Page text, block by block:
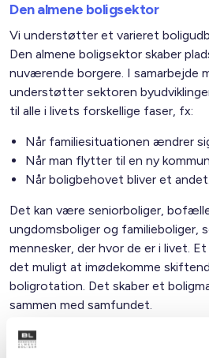
Den almene boligsektor
Vi understøtter et varieret
Den almene boligsektor skaber
nuværende borgere. I samarbejde
understøtter sektoren
til alle i livets forskellige faser, fx:
Når familiesituationen ændrer
Når man flytter til en ny
Når boligbehovet bliver et andet.
Det kan være seniorboliger,
ungdomsboliger og familieboliger,
mennesker, der hvor de er i livet.
det muligt at imødekomme
boligrotation. Det skaber et
sammen med samfundet.
Familietyper i de almene